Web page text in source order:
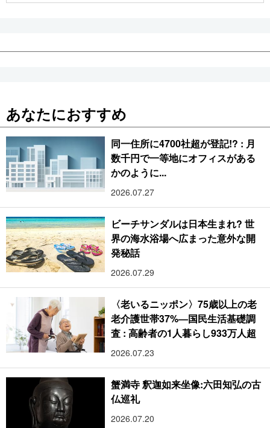
あなたにおすすめ
同一住所に4700社超が登記!? : 月
数千円で一等地にオフィスがある
かのように...
2026.07.27
ビーチサンダルは日本生まれ? 世
界の海水浴場へ広まった意外な開
発秘話
2026.07.29
〈老いるニッポン〉75歳以上の老
老介護世帯37%―国民生活基礎調
査 : 高齢者の1人暮らし933万人超
2026.07.23
蟹満寺 釈迦如来坐像:六田知弘の古
仏巡礼
2026.07.20